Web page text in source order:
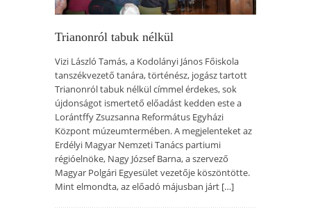
Trianonról tabuk nélkül
Vizi László Tamás, a Kodolányi János Főiskola
tanszékvezető tanára, történész, jogász tartott
Trianonról tabuk nélkül címmel érdekes, sok
újdonságot ismertető előadást kedden este a
Lorántffy Zsuzsanna Református Egyházi
Központ múzeumtermében. A megjelenteket az
Erdélyi Magyar Nemzeti Tanács partiumi
régióelnöke, Nagy József Barna, a szervező
Magyar Polgári Egyesület vezetője köszöntötte.
Mint elmondta, az előadó májusban járt […]